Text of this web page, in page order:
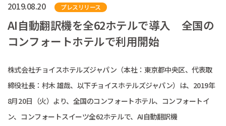
2019.08.20 プレスリリース
AI自動翻訳機を全62ホテルで導入 全国の
コンフォートホテルで利用開始
株式会社チョイスホテルズジャパン（本社：東京都中央区、代表取
締役社長：村木 雄哉、以下チョイスホテルズジャパン）は、2019年
8月20日（火）より、全国のコンフォートホテル、コンフォートイ
ン、コンフォートスイーツ全62ホテルで、AI自動翻訳機